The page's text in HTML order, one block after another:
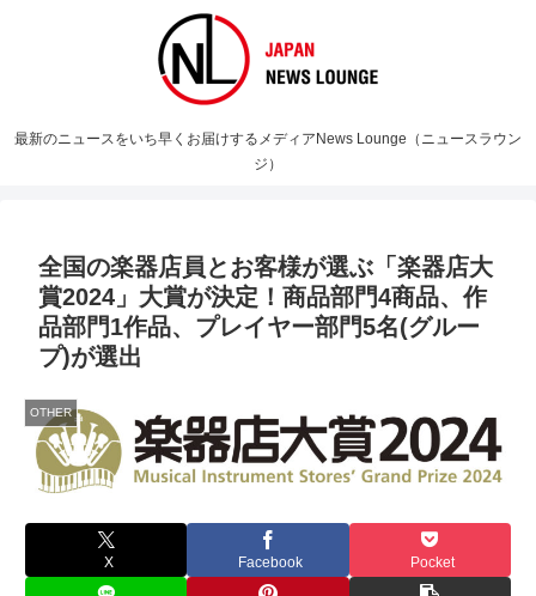
最新のニュースをいち早くお届けするメディアNews Lounge（ニュースラウン
ジ）
全国の楽器店員とお客様が選ぶ「楽器店大
賞2024」大賞が決定！商品部門4商品、作
品部門1作品、プレイヤー部門5名(グルー
プ)が選出
OTHER
X Facebook Pocket